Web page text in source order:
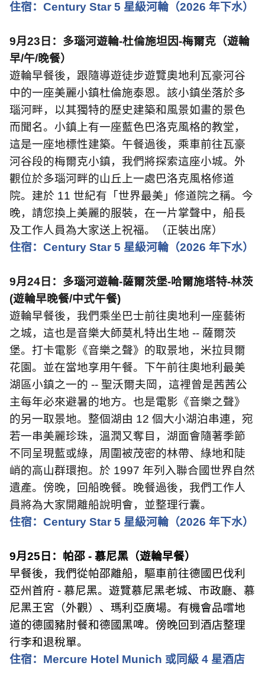
住宿： Century Star 5 星級河輪（2026 年下水）
9月 23 日：多瑙河遊輪-杜倫施坦因-梅爾克（遊輪
早/午/晚餐）
遊輪早餐後，跟隨導遊徒步遊覽奧地利瓦豪河谷
中的一座美麗小鎮杜倫施泰恩。該小鎮坐落於多
瑙河畔，以其獨特的歷史建築和風景如畫的景色
而聞名。小鎮上有一座藍色巴洛克風格的教堂，
這是一座地標性建築。午餐過後，乘車前往瓦豪
河谷段的梅爾克小鎮，我們將探索這座小城。外
觀位於多瑙河畔的山丘上一處巴洛克風格修道
院。建於 11 世紀有「世界最美」修道院之稱。今
晚，請您換上美麗的服裝，在一片掌聲中，船長
及工作人員為大家送上祝福。（正裝出席）
住宿： Century Star 5 星級河輪（2026 年下水）
9月 24 日：多瑙河遊輪-薩爾茨堡-哈爾施塔特-林茨
(遊輪早晚餐/中式午餐)
遊輪早餐後，我們乘坐巴士前往奧地利一座藝術
之城，這也是音樂大師莫札特出生地 -- 薩爾茨
堡。打卡電影《音樂之聲》的取景地，米拉貝爾
花園。並在當地享用午餐。下午前往奧地利最美
湖區小鎮之一的 -- 聖沃爾夫岡，這裡曾是茜茜公
主每年必來避暑的地方。也是電影《音樂之聲》
的另一取景地。整個湖由 12 個大小湖泊串連，宛
若一串美麗珍珠，溫潤又奪目，湖面會隨著季節
不同呈現藍或綠，周圍被茂密的林帶、綠地和陡
峭的高山群環抱。於 1997 年列入聯合國世界自然
遺產。傍晚，回船晚餐。晚餐過後，我們工作人
員將為大家開離船說明會，並整理行囊。
住宿： Century Star 5 星級河輪（2026 年下水）
9月 25 日：帕邵 - 慕尼黑（遊輪早餐）
早餐後，我們從帕邵離船，驅車前往德國巴伐利
亞州首府 - 慕尼黑。遊覽慕尼黑老城、市政廳、慕
尼黑王宮（外觀）、瑪利亞廣場。有機會品嚐地
道的德國豬肘餐和德國黑啤。傍晚回到酒店整理
行李和退稅單。
住宿： Mercure Hotel Munich 或同級 4 星酒店